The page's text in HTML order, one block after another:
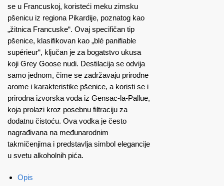
se u Francuskoj, koristeći meku zimsku
pšenicu iz regiona Pikardije, poznatog kao
„žitnica Francuske“. Ovaj specifičan tip
pšenice, klasifikovan kao „blé panifiable
supérieur“, ključan je za bogatstvo ukusa
koji Grey Goose nudi. Destilacija se odvija
samo jednom, čime se zadržavaju prirodne
arome i karakteristike pšenice, a koristi se i
prirodna izvorska voda iz Gensac-la-Pallue,
koja prolazi kroz posebnu filtraciju za
dodatnu čistoću. Ova vodka je često
nagrađivana na međunarodnim
takmičenjima i predstavlja simbol elegancije
u svetu alkoholnih pića​.
Opis